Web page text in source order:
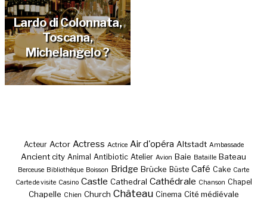
Lardo di Colonnata,
Toscana,
Michelangelo ?
Acteur Actor Actress Actrice Air d'opéra Altstadt Ambassade
Ancient city Animal Antibiotic Atelier Avion Baie Bataille Bateau
Berceuse Bibliothèque Boisson Bridge Brücke Büste Café Cake Carte
Carte de visite Casino Castle Cathedral Cathédrale Chanson Chapel
Chapelle Chien Church Château Cinema Cité médiévale